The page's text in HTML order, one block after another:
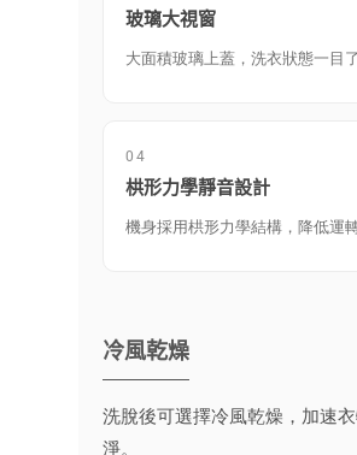
玻璃大視窗
大面積玻璃上蓋，洗衣狀態一目
04
栱形力學靜音設計
機身採用栱形力學結構，降低運
冷風乾燥
洗脫後可選擇冷風乾燥，加速
淨。